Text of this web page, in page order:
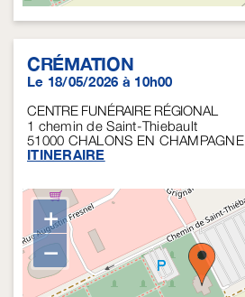
CRÉMATION
Le 18/05/2026 à 10h00
CENTRE FUNÉRAIRE RÉGIONAL
1 chemin de Saint-Thiebault
51000 CHALONS EN CHAMPAGNE
ITINERAIRE
+
−